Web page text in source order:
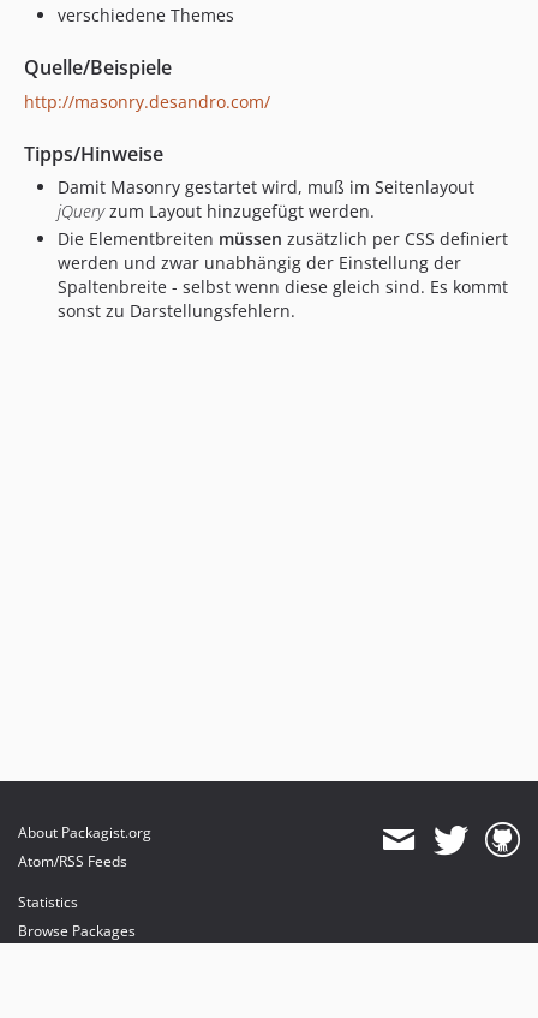
verschiedene Themes
Quelle/Beispiele
http://masonry.desandro.com/
Tipps/Hinweise
Damit Masonry gestartet wird, muß im Seitenlayout
jQueryzum Layout hinzugefügt werden.
Die Elementbreiten müssen zusätzlich per CSS definiert
werden und zwar unabhängig der Einstellung der
Spaltenbreite - selbst wenn diese gleich sind. Es kommt
sonst zu Darstellungsfehlern.
About Packagist.org
Atom/RSS Feeds
Statistics
Browse Packages